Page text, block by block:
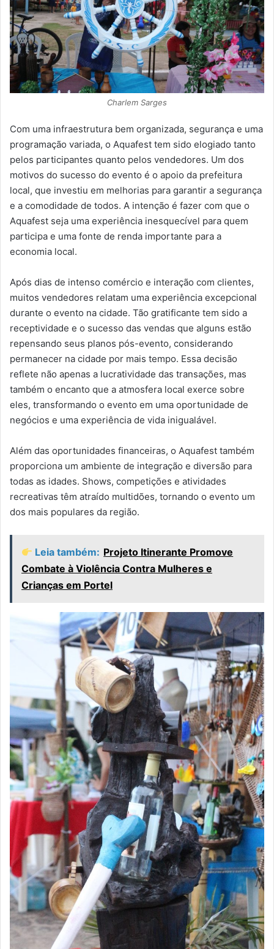
Charlem Sarges
Com uma infraestrutura bem organizada, segurança e uma
programação variada, o Aquafest tem sido elogiado tanto
pelos participantes quanto pelos vendedores. Um dos
motivos do sucesso do evento é o apoio da prefeitura
local, que investiu em melhorias para garantir a segurança
e a comodidade de todos. A intenção é fazer com que o
Aquafest seja uma experiência inesquecível para quem
participa e uma fonte de renda importante para a
economia local.
Após dias de intenso comércio e interação com clientes,
muitos vendedores relatam uma experiência excepcional
durante o evento na cidade. Tão gratificante tem sido a
receptividade e o sucesso das vendas que alguns estão
repensando seus planos pós-evento, considerando
permanecer na cidade por mais tempo. Essa decisão
reflete não apenas a lucratividade das transações, mas
também o encanto que a atmosfera local exerce sobre
eles, transformando o evento em uma oportunidade de
negócios e uma experiência de vida inigualável.
Além das oportunidades financeiras, o Aquafest também
proporciona um ambiente de integração e diversão para
todas as idades. Shows, competições e atividades
recreativas têm atraído multidões, tornando o evento um
dos mais populares da região.
Leia também: Projeto Itinerante Promove
Combate à Violência Contra Mulheres e
Crianças em Portel